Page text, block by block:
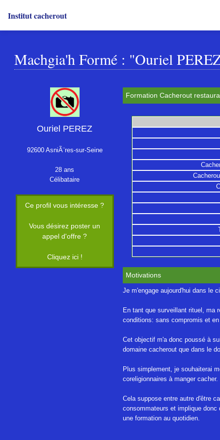
Institut cacherout
Machgia'h Formé : "Ouriel
Ouriel PEREZ
92600 AsniÃ¨res-sur-Seine
28 ans
Célibataire
Ce profil vous intéresse ?
Vous désirez poster un
appel d'offre ?
Cliquez ici !
Formation Cacherout
Motivations
Je m'engage aujourd'hui dans le
En tant que surveillant rituel, ma
conditions: sans compromis et
Cet objectif m'a donc poussé à
domaine cacherout que dans le
Plus simplement, je souhaiterai
coreligionnaires à manger cacher.
Cela suppose entre autre d'être
consommateurs et implique donc
une formation au quotidien.